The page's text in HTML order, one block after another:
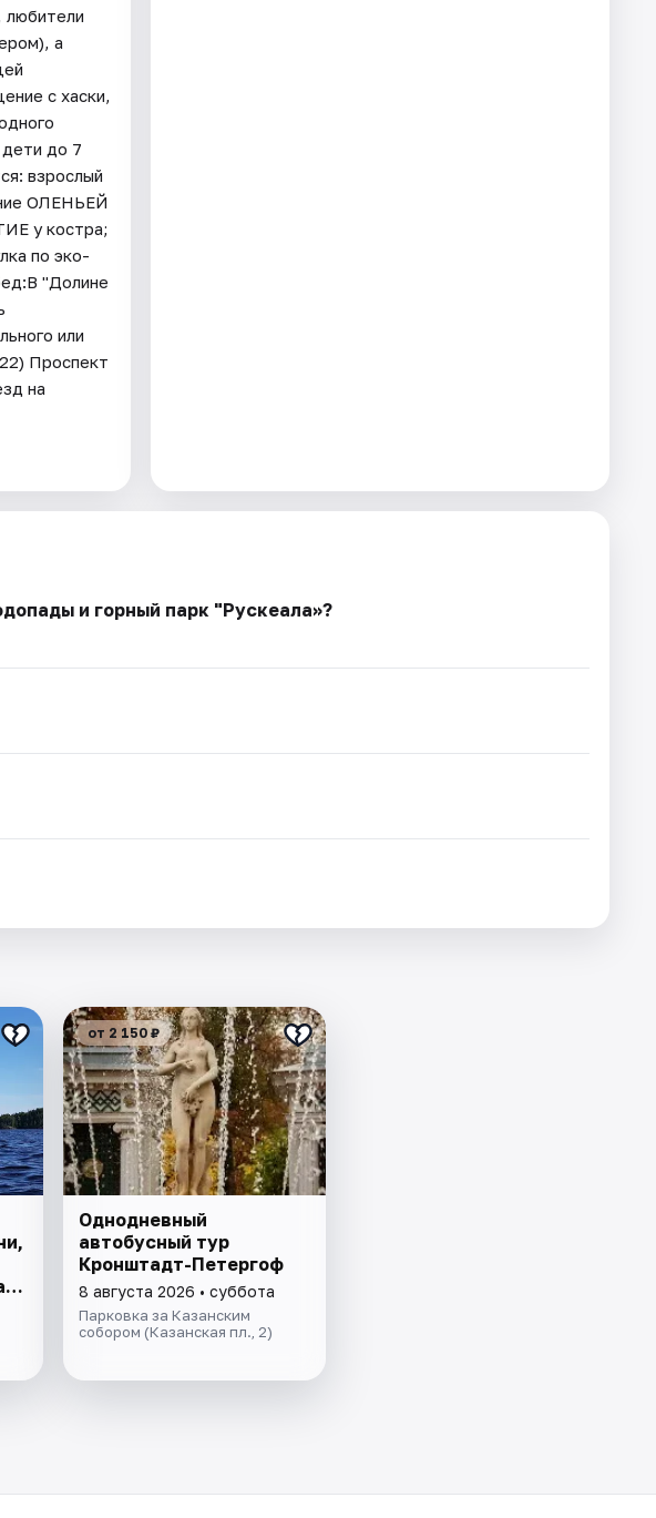
любители
а
с хаски,
до 7
взрослый
ОЛЕНЬЕЙ
у костра;
по эко-
"Долине
или
Проспект
на
и горный парк "Рускеала»?
от 2 150 ₽
Однодневный
автобусный тур
Кронштадт-Петергоф
8 августа 2026 • суббота
Парковка за Казанским
собором (Казанская пл., 2)